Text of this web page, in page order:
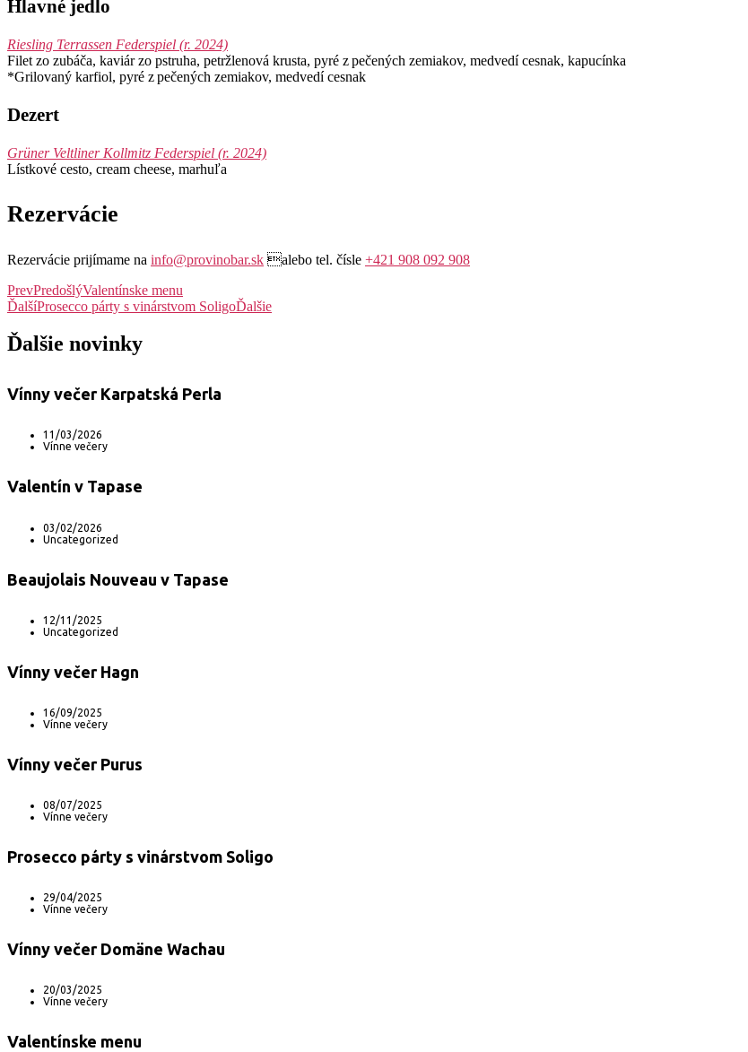
Hlavné jedlo
Riesling Terrassen Federspiel (r. 2024)
Filet zo zubáča, kaviár zo pstruha, petržlenová krusta, pyré z pečených zemiakov, medvedí cesnak, kapucínka
*Grilovaný karfiol, pyré z pečených zemiakov, medvedí cesnak
Dezert
Grüner Veltliner Kollmitz Federspiel (r. 2024)
Lístkové cesto, cream cheese, marhuľa
Rezervácie
Rezervácie prijímame na info@provinobar.sk alebo tel. čísle +421 908 092 908
PrevPredošlýValentínske menu
ĎalšíProsecco párty s vinárstvom SoligoĎalšie
Ďalšie novinky
Vínny večer Karpatská Perla
11/03/2026
Vínne večery
Valentín v Tapase
03/02/2026
Uncategorized
Beaujolais Nouveau v Tapase
12/11/2025
Uncategorized
Vínny večer Hagn
16/09/2025
Vínne večery
Vínny večer Purus
08/07/2025
Vínne večery
Prosecco párty s vinárstvom Soligo
29/04/2025
Vínne večery
Vínny večer Domäne Wachau
20/03/2025
Vínne večery
Valentínske menu